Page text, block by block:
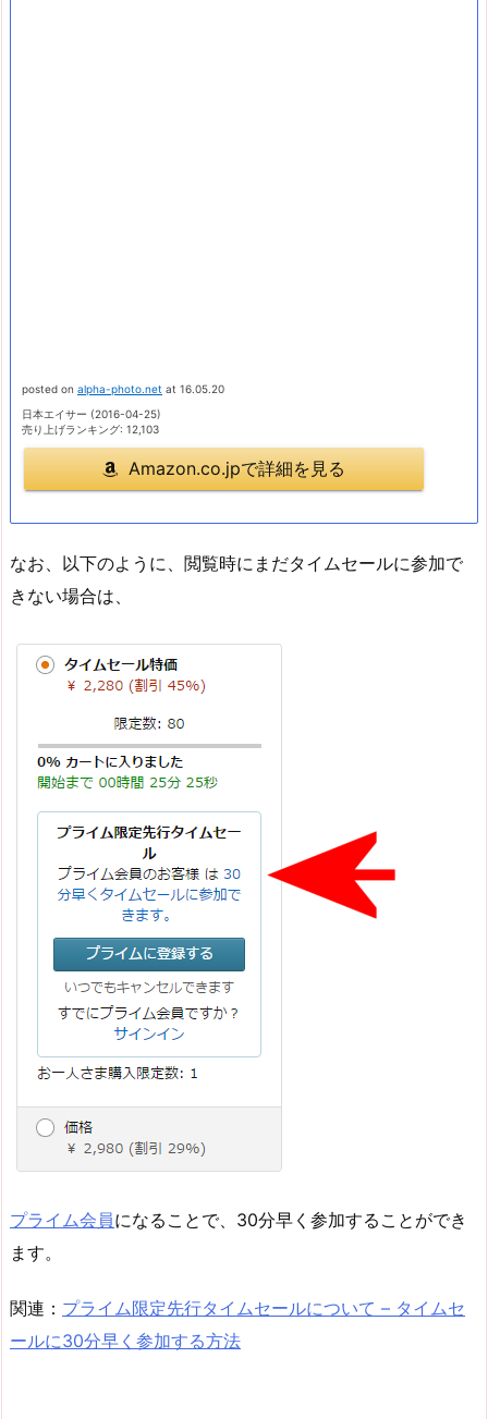
posted on alpha-photo.net at 16.05.20
日本エイサー (2016-04-25)
売り上げランキング: 12,103
Amazon.co.jpで詳細を見る
なお、以下のように、閲覧時にまだタイムセールに参加で
きない場合は、
プライム会員になることで、30分早く参加することができ
ます。
関連： プライム限定先行タイムセールについて – タイムセ
ールに30分早く参加する方法